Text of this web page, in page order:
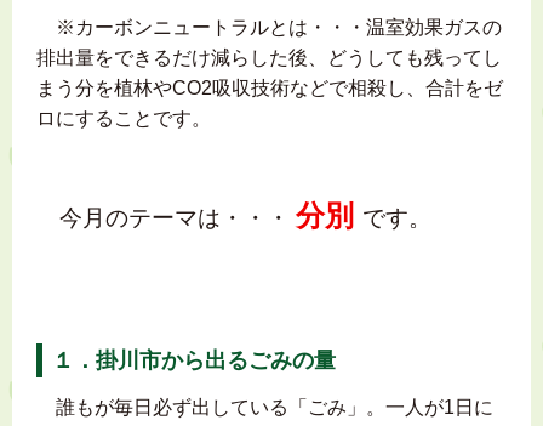
※カーボンニュートラルとは・・・温室効果ガスの
排出量をできるだけ減らした後、どうしても残ってし
まう分を植林やCO2吸収技術などで相殺し、合計をゼ
ロにすることです。
今月のテーマは・・・ 分別 です。
１．掛川市から出るごみの量
誰もが毎日必ず出している「ごみ」。一人が1日に